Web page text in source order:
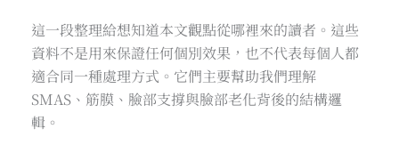
這一段整理給想知道本文觀點從哪裡來的讀者。這些
資料不是用來保證任何個別效果，也不代表每個人都
適合同一種處理方式。它們主要幫助我們理解
SMAS、筋膜、臉部支撐與臉部老化背後的結構邏
輯。